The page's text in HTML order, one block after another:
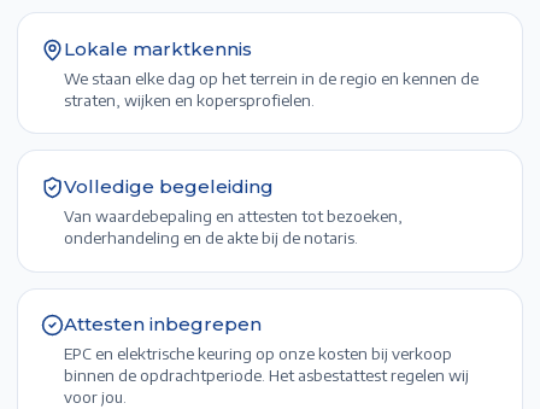
Lokale marktkennis
We staan elke dag op het terrein in de regio en kennen de
straten, wijken en kopersprofielen.
Volledige begeleiding
Van waardebepaling en attesten tot bezoeken,
onderhandeling en de akte bij de notaris.
Attesten inbegrepen
EPC en elektrische keuring op onze kosten bij verkoop
binnen de opdrachtperiode. Het asbestattest regelen wij
voor jou.